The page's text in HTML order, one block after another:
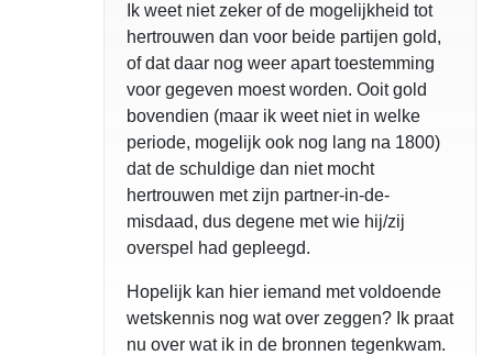
Ik weet niet zeker of de mogelijkheid tot
hertrouwen dan voor beide partijen gold,
of dat daar nog weer apart toestemming
voor gegeven moest worden. Ooit gold
bovendien (maar ik weet niet in welke
periode, mogelijk ook nog lang na 1800)
dat de schuldige dan niet mocht
hertrouwen met zijn partner-in-de-
misdaad, dus degene met wie hij/zij
overspel had gepleegd.
Hopelijk kan hier iemand met voldoende
wetskennis nog wat over zeggen? Ik praat
nu over wat ik in de bronnen tegenkwam.